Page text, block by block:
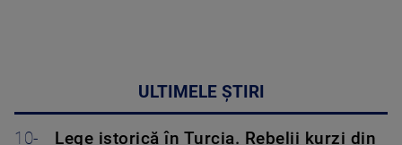
ULTIMELE ȘTIRI
10-
Lege istorică în Turcia. Rebelii kurzi din